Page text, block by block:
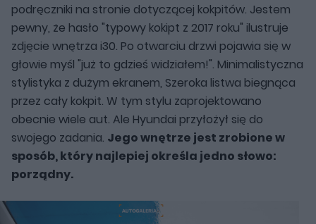
podręczniki na stronie dotyczącej kokpitów. Jestem
pewny, że hasło "typowy kokipt z 2017 roku" ilustruje
zdjęcie wnętrza i30. Po otwarciu drzwi pojawia się w
głowie myśl "już to gdzieś widziałem!". Minimalistyczna
stylistyka z dużym ekranem, Szeroka listwa biegnąca
przez cały kokpit. W tym stylu zaprojektowano
obecnie wiele aut. Ale Hyundai przyłożył się do
swojego zadania. Jego wnętrze jest zrobione w
sposób, który najlepiej określa jedno słowo:
porządny.